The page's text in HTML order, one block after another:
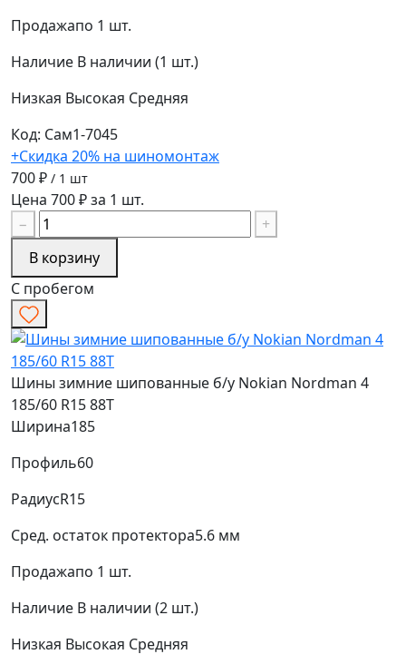
Продажапо 1 шт.
Наличие В наличии (1 шт.)
Низкая Высокая Средняя
Код: Сам1-7045
+Скидка 20% на шиномонтаж
700 ₽ / 1 шт
Цена 700 ₽ за 1 шт.
−
+
В корзину
С пробегом
Шины зимние шипованные б/у Nokian Nordman 4
185/60 R15 88T
Ширина185
Профиль60
РадиусR15
Сред. остаток протектора5.6 мм
Продажапо 1 шт.
Наличие В наличии (2 шт.)
Низкая Высокая Средняя